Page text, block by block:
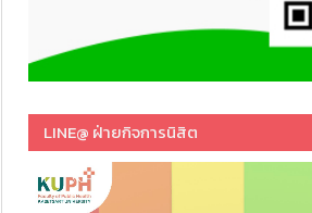
LINE@ ฝ่ายกิจการนิสิต